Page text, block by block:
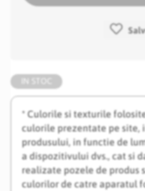
* Culorile si texturile
culorile prezentate pe site,
produsului, in functie de
a dispozitivului dvs., cat si
realizate pozele de produs
culorilor de catre aparatul